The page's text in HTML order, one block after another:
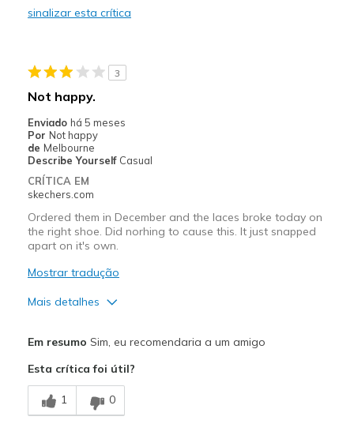
View On Shoes
sinalizar esta crítica
3
Not happy.
Enviado há 5 meses
Por Not happy
de Melbourne
Describe Yourself Casual
CRÍTICA EM
skechers.com
Ordered them in December and the laces broke today on
the right shoe. Did norhing to cause this. It just snapped
apart on it's own.
Mostrar tradução
Mais detalhes
Breathe Well
Comfortable
Em resumo Sim, eu recomendaria a um amigo
Esta crítica foi útil?
1 0